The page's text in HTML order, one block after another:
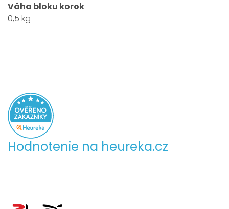
Váha bloku korok
0,5 kg
Hodnotenie na heureka.cz